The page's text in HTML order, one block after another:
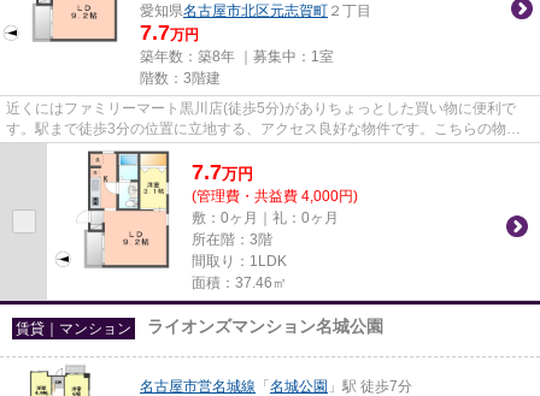
愛知県名古屋市北区元志賀町 ２丁目
7.7万円
築年数：築8年 ｜募集中： 1室
階数：3階建
近くにはファミリーマート黒川店(徒歩5分)がありちょっとした買い物に便利で
す。駅まで徒歩3分の位置に立地する、アクセス良好な物件です。こちらの物件
はアパートです。こだわりポイ...
7.7万円
(管理費・共益費 4,000円)
敷：0ヶ月｜礼：0ヶ月
所在階：3階
間取り：1LDK
面積：37.46㎡
賃貸｜マンション ライオンズマンション名城公園
名古屋市営名城線 「 名城公園 」駅 徒歩7分